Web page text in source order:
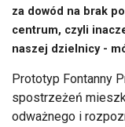
za dowód na brak
centrum, czyli
naszej dzielnicy -
Prototyp Fontanny
spostrzeżeń
odważnego i